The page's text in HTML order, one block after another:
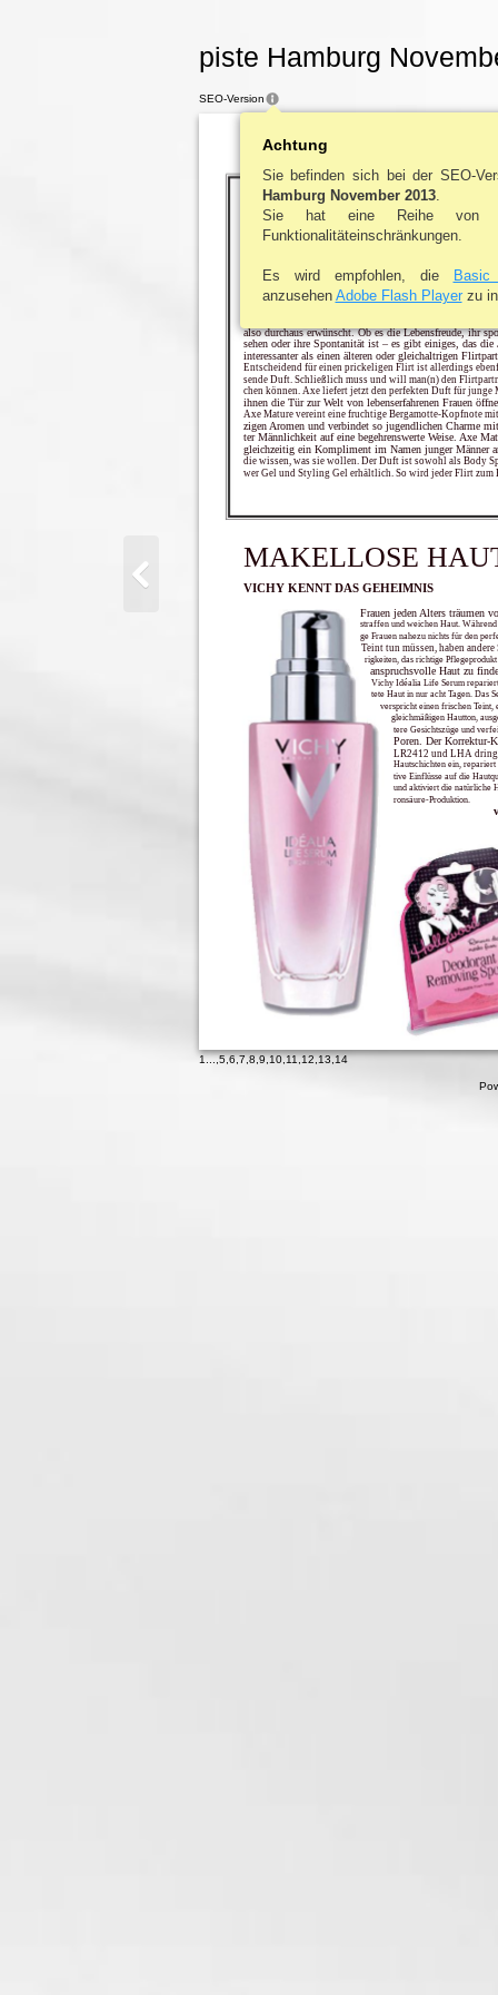
piste Hamburg
Frauen jeden Alters träumen
straffen und weichen Haut.
ge Frauen nahezu nichts für den
Teint tun müssen, haben andere
rigkeiten, das richtige
anspruchsvolle Haut zu
Vichy Idéalia Life Serum
tete Haut in nur acht Tagen. Das
verspricht einen frischen Teint,
gleichmäßigen Hautton,
tere Gesichtszüge und
Poren. Der Korrektur-
LR2412 und LHA
Hautschichten ein, repariert
tive Einflüsse auf die
und aktiviert die natürliche
ronsäure-Produktion.
MAKELLOSE
VICHY KENNT DAS GEHEIMNIS
Der Mythos, dass der Mann älter als die Frau sein muss, ist
die heutige Zeit übertragbar. Im Gegenteil – der Mann
ger sein. Laut einer Forsa-Umfrage im Auftrag von
also durchaus erwünscht. Ob es die Lebensfreude, ihr
sehen oder ihre Spontanität ist – es gibt einiges, das die
interessanter als einen älteren oder gleichaltrigen
Entscheidend für einen prickeligen Flirt ist allerdings
sende Duft. Schließlich muss und will man(n) den
chen können. Axe liefert jetzt den perfekten Duft für junge
ihnen die Tür zur Welt von lebenserfahrenen Frauen
Axe Mature vereint eine fruchtige Bergamotte-Kopfnote
zigen Aromen und verbindet so jugendlichen Charme
ter Männlichkeit auf eine begehrenswerte Weise. Axe
gleichzeitig ein Kompliment im Namen junger Männer
die wissen, was sie wollen. Der Duft ist sowohl als Body
wer Gel und Styling Gel erhältlich. So wird jeder Flirt zum
DER DUFT FÜR
FORTGESCHRITTENE
SEO-Version
Achtung
Sie befinden sich bei der SEO-
Hamburg November 2013.
Sie hat eine Reihe von
Funktionalitäteinschränkungen.
Es wird empfohlen, die Basic
anzusehen Adobe Flash Playerzu
1...,5,6,7,8,9,10,11,12,13,14